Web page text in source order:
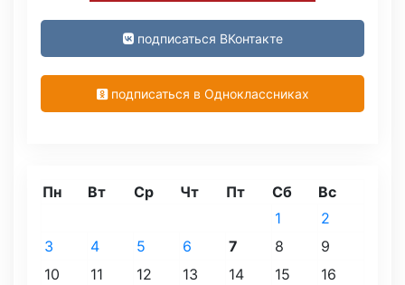
подписаться ВКонтакте
подписаться в Одноклассниках
Пн Вт Ср Чт Пт Сб Вс
1
2
3
4 5 6 7 8
9
10
11 12 13 14 15
16